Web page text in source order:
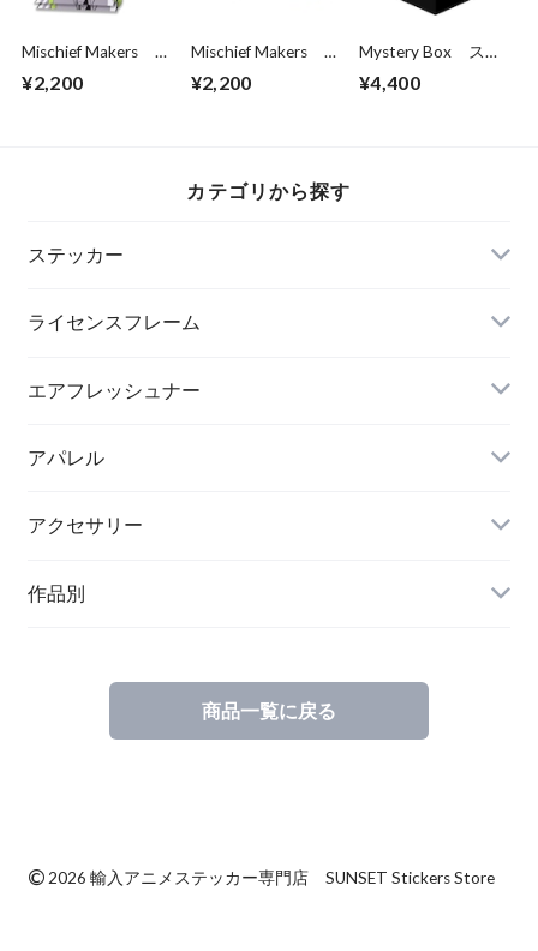
Mischief Makers
(removable speech
¥2,200
Mischief Makers
¥2,200
Mystery Box ステ
¥4,400
カテゴリから探す
ステッカー
ライセンスフレーム
エアフレッシュナー
アパレル
アクセサリー
作品別
商品一覧に戻る
© 2026 輸入アニメステッカー専門店 SUNSET Stickers Store